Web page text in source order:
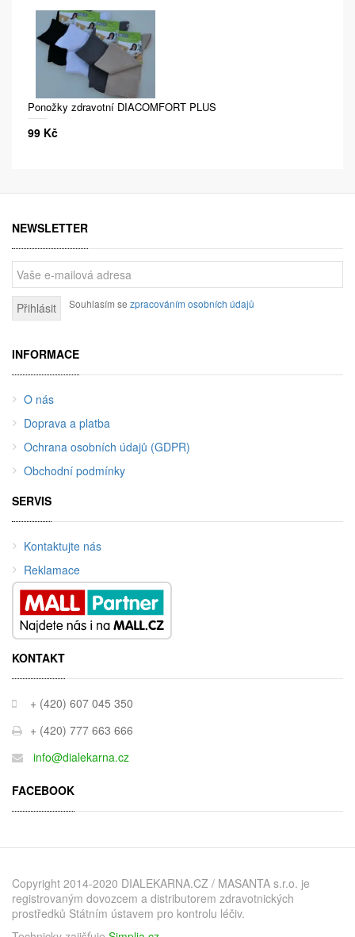
Ponožky zdravotní DIACOMFORT PLUS
99 Kč
NEWSLETTER
Přihlásit Souhlasím se zpracováním osobních údajů
INFORMACE
O nás
Doprava a platba
Ochrana osobních údajů (GDPR)
Obchodní podmínky
SERVIS
Kontaktujte nás
Reklamace
KONTAKT
+ (420) 607 045 350
+ (420) 777 663 666
info@dialekarna.cz
FACEBOOK
Copyright 2014-2020 DIALEKARNA.CZ / MASANTA s.r.o. je
registrovaným dovozcem a distributorem zdravotnických
prostředků Státním ústavem pro kontrolu léčiv.